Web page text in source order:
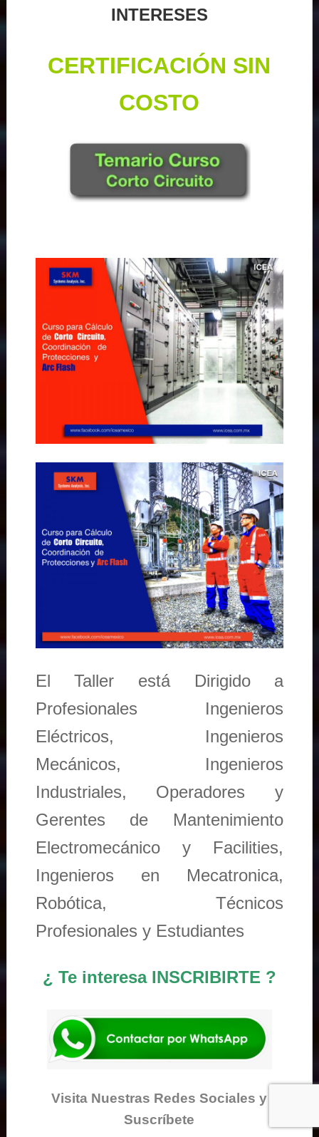
INTERESES
CERTIFICACIÓN SIN
COSTO
El Taller está Dirigido a
Profesionales Ingenieros
Eléctricos, Ingenieros
Mecánicos, Ingenieros
Industriales, Operadores y
Gerentes de Mantenimiento
Electromecánico y Facilities,
Ingenieros en Mecatronica,
Robótica, Técnicos
Profesionales y Estudiantes
¿ Te interesa INSCRIBIRTE ?
Visita Nuestras Redes Sociales y
Suscríbete